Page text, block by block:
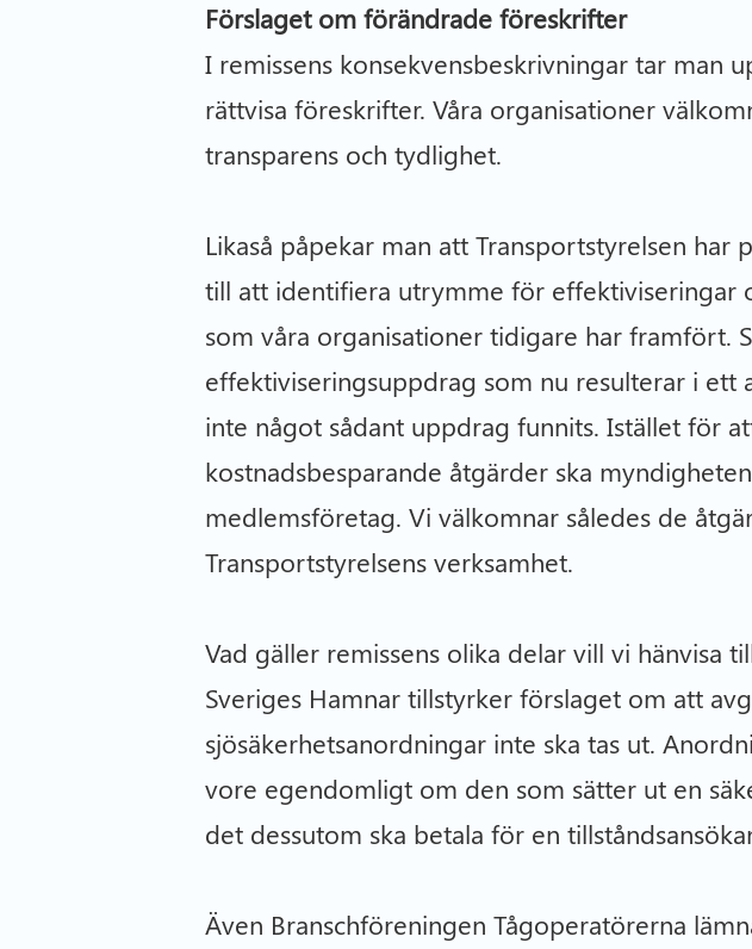
Förslaget om förändrade föreskrifter
I remissens konsekvensbeskrivningar tar man
rättvisa föreskrifter. Våra organisationer
transparens och tydlighet.
Likaså påpekar man att Transportstyrelsen
till att identifiera utrymme för effektiviseringar
som våra organisationer tidigare har framfört.
effektiviseringsuppdrag som nu resulterar i ett
inte något sådant uppdrag funnits. Istället för
kostnadsbesparande åtgärder ska
medlemsföretag. Vi välkomnar således de
Transportstyrelsens verksamhet.
Vad gäller remissens olika delar vill vi hänvisa
Sveriges Hamnar tillstyrker förslaget om att
sjösäkerhetsanordningar inte ska tas ut.
vore egendomligt om den som sätter ut en
det dessutom ska betala för en
Även Branschföreningen Tågoperatörerna